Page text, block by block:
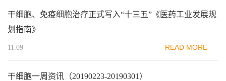
干细胞、免疫细胞治疗正式写入“十三五”《医药工业发展规
划指南》
11.09 READ MORE
干细胞一周资讯（20190223-20190301）